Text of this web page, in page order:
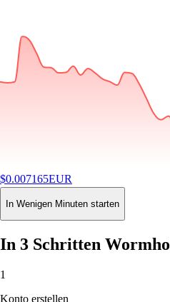
$0.007165EUR
-1.58%24H
Buy
In Wenigen Minuten starten
In 3 Schritten
1
Konto erstellen